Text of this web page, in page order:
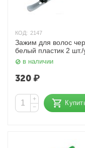
КОД: 2147
Зажим для волос
белый пластик 2 шт./
CL-2523 Dewal
в наличии
320₽
+
−